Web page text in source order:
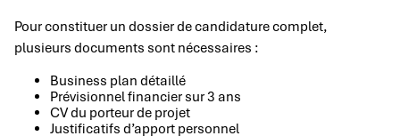
Pour constituer un dossier de candidature complet,
plusieurs documents sont nécessaires :
Business plan détaillé
Prévisionnel financier sur 3 ans
CV du porteur de projet
Justificatifs d’apport personnel